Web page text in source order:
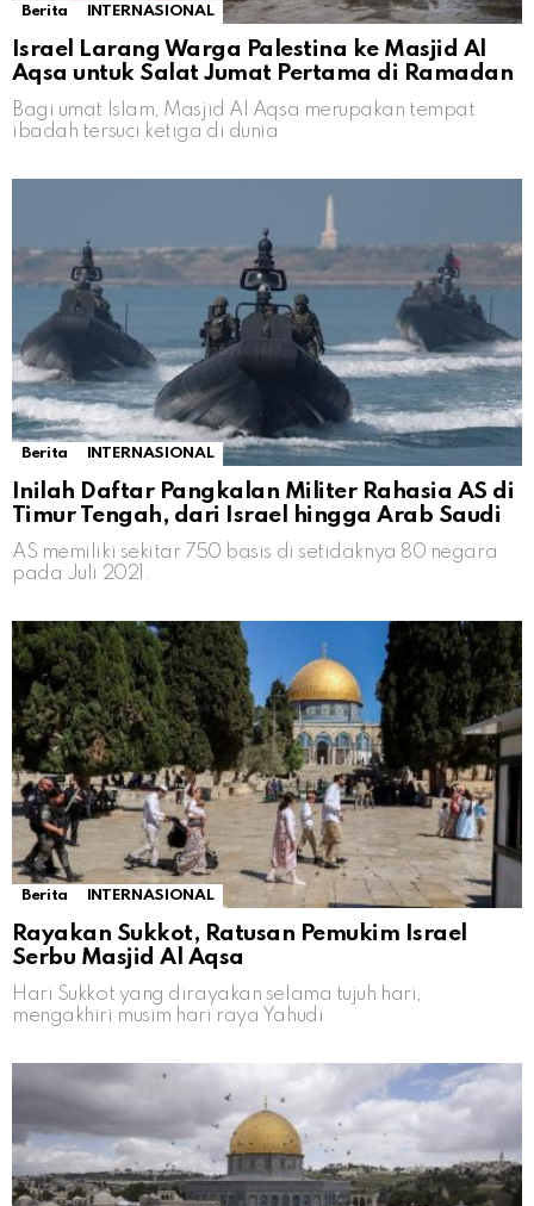
Berita INTERNASIONAL
Israel Larang Warga Palestina ke Masjid Al
Aqsa untuk Salat Jumat Pertama di Ramadan
Bagi umat Islam, Masjid Al Aqsa merupakan tempat
ibadah tersuci ketiga di dunia
Berita INTERNASIONAL
Inilah Daftar Pangkalan Militer Rahasia AS di
Timur Tengah, dari Israel hingga Arab Saudi
AS memiliki sekitar 750 basis di setidaknya 80 negara
pada Juli 2021.
Berita INTERNASIONAL
Rayakan Sukkot, Ratusan Pemukim Israel
Serbu Masjid Al Aqsa
Hari Sukkot yang dirayakan selama tujuh hari,
mengakhiri musim hari raya Yahudi